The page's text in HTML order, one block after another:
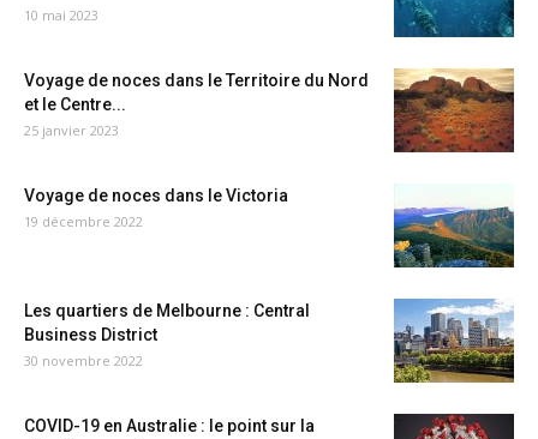
10 mai 2023
Voyage de noces dans le Territoire du Nord
et le Centre...
25 janvier 2023
Voyage de noces dans le Victoria
19 décembre 2022
Les quartiers de Melbourne : Central
Business District
30 novembre 2022
COVID-19 en Australie : le point sur la